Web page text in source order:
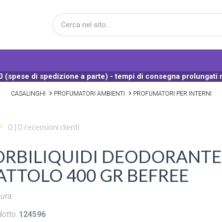
(spese di spedizione a parte) - tempi di consegna prolungati
CASALINGHI PROFUMATORI AMBIENTI PROFUMATORI PER INTERNI
0 | 0 recensioni clienti
400 GR BEFREE
124596